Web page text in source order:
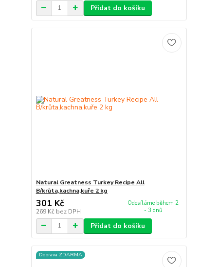
Přidat do košíku
Natural Greatness Turkey Recipe All
B/krůta,kachna,kuře 2 kg
301 Kč
269 Kč bez DPH
Odesíláme během 2
- 3 dnů
Přidat do košíku
Doprava ZDARMA